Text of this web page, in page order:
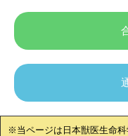
※当ページは 日本獣医生命